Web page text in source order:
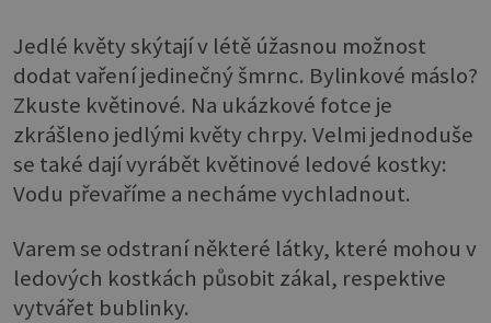
Jedlé květy skýtají v létě úžasnou možnost
dodat vaření jedinečný šmrnc. Bylinkové máslo?
Zkuste květinové. Na ukázkové fotce je
zkrášleno jedlými květy chrpy. Velmi jednoduše
se také dají vyrábět květinové ledové kostky:
Vodu převaříme a necháme vychladnout.
Varem se odstraní některé látky, které mohou v
ledových kostkách působit zákal, respektive
vytvářet bublinky.